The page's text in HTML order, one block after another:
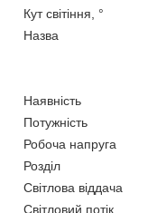
Кут світіння, °
Назва
Наявність
Потужність
Робоча напруга
Розділ
Світлова віддача
Світловий потік